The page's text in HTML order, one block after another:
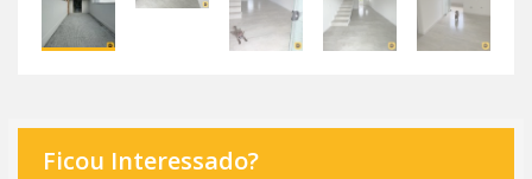
Ficou Interessado?